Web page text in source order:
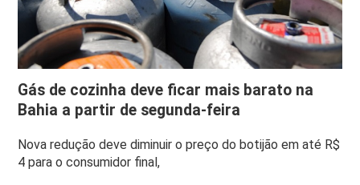
Gás de cozinha deve ficar mais barato na
Bahia a partir de segunda-feira
Nova redução deve diminuir o preço do botijão em até R$
4 para o consumidor final,